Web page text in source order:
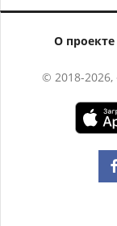
О проекте
© 2018-